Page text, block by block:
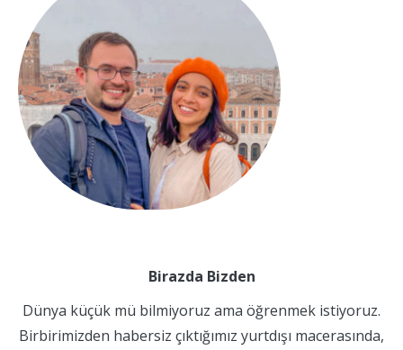
Birazda Bizden
Dünya küçük mü bilmiyoruz ama öğrenmek istiyoruz.
Birbirimizden habersiz çıktığımız yurtdışı macerasında,